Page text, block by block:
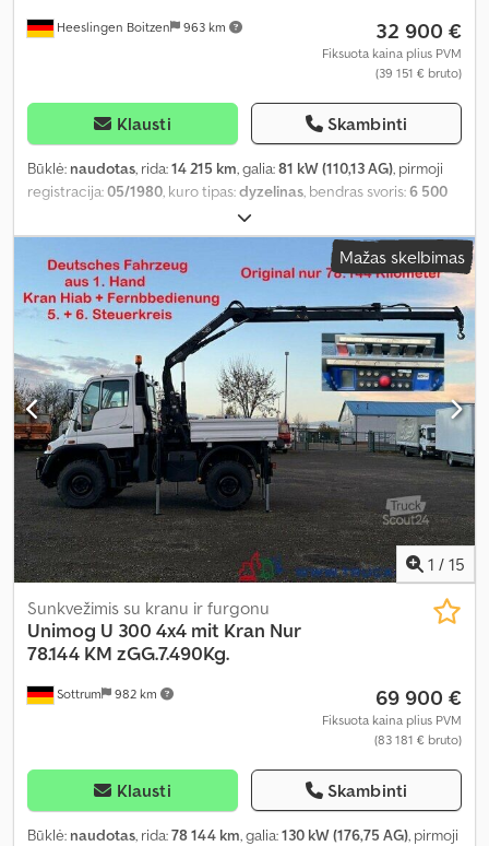
Heeslingen Boitzen 963 km 32 900 €
Fiksuota kaina plius PVM
(39 151 € bruto)
Klausti Skambinti
Būklė: naudotas, rida:14 215 km, galia:81 kW (110,13 AG), pirmoji
registracija:05/1980 , kuro tipas:dyzelinas , bendras svoris:6 500
, sėdimų vietų skaičius:
metai:1980, Įranga:kranas, visų varančiųjų ratų pavara,
Mažas skelbimas
1 / 15
Sottrum 982 km
Sunkvežimis su kranu ir furgonu
Unimog U 300 4x4 mit Kran Nur
78.144 KM zGG.7.490Kg.
69 900 €
Fiksuota kaina plius PVM
(83 181 € bruto)
Klausti Skambinti
Būklė: naudotas, rida:78 144 km, galia:130 kW (176,75 AG), pirmoji